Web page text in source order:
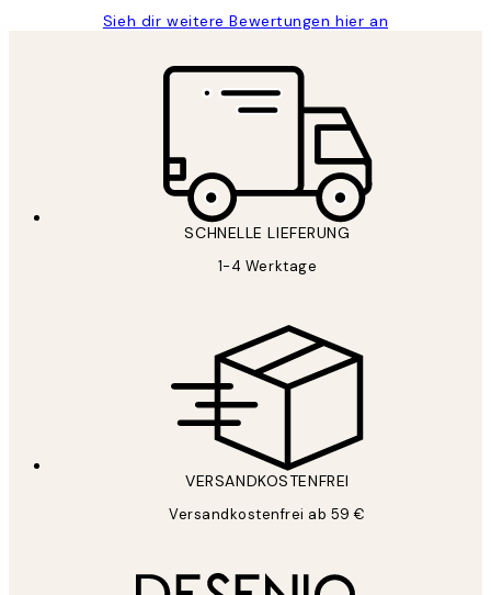
Sieh dir weitere Bewertungen hier an
SCHNELLE LIEFERUNG
1-4 Werktage
VERSANDKOSTENFREI
Versandkostenfrei ab 59 €